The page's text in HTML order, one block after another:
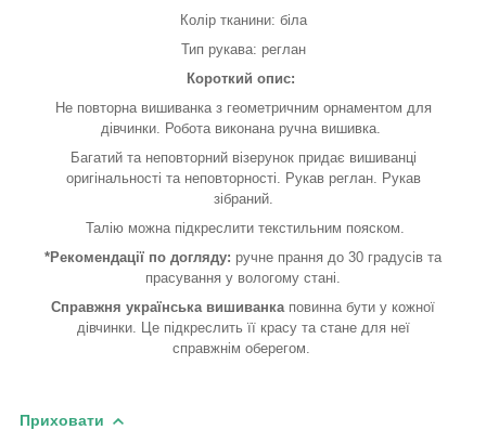
Колір тканини: біла
Тип рукава: реглан
Короткий опис:
Не повторна вишиванка з геометричним орнаментом для
дівчинки. Робота виконана ручна вишивка.
Багатий та неповторний візерунок придає вишиванці
оригінальності та неповторності. Рукав реглан. Рукав
зібраний.
Талію можна підкреслити текстильним пояском.
*Рекомендації по догляду: ручне прання до 30 градусів та
прасування у вологому стані.
Справжня українська вишиванка повинна бути у кожної
дівчинки. Це підкреслить її красу та стане для неї
справжнім оберегом.
Приховати